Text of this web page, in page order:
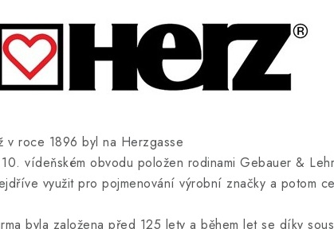
v roce 1896 byl na Herzgasse
vídeňském obvodu položen rodinami Gebauer &
využit pro pojmenování výrobní značky a potom
byla založena před 125 lety a během let se díky